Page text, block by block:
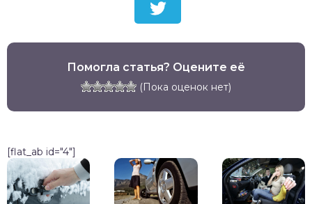
Помогла статья? Оцените её
(Пока оценок нет)
[flat_ab id="4"]